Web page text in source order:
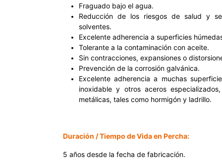
Fraguado bajo el agua.
Reducción de los riesgos de salud y
solventes.
Excelente adherencia a superficies
Tolerante a la contaminación con aceite.
Sin contracciones, expansiones o
Prevención de la corrosión galvánica.
Excelente adherencia a muchas
inoxidable y otros aceros
metálicas, tales como hormigón y ladrillo.
Duración / Tiempo de Vida en Percha:
5 años desde la fecha de fabricación.